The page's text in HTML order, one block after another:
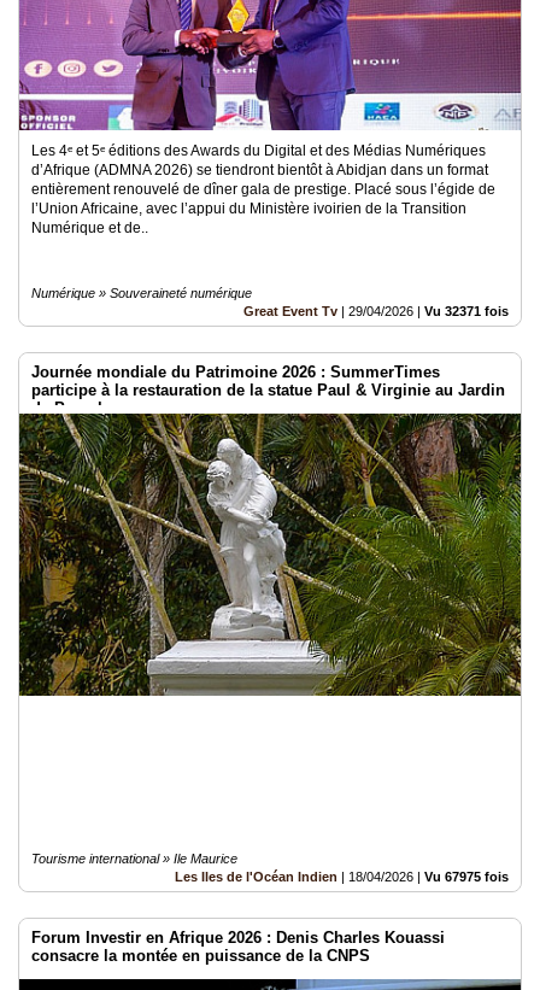
Les 4ᵉ et 5ᵉ éditions des Awards du Digital et des Médias Numériques
d’Afrique (ADMNA 2026) se tiendront bientôt à Abidjan dans un format
entièrement renouvelé de dîner gala de prestige. Placé sous l’égide de
l’Union Africaine, avec l’appui du Ministère ivoirien de la Transition
Numérique et de..
Numérique » Souveraineté numérique
Great Event Tv | 29/04/2026 | Vu 32371 fois
Journée mondiale du Patrimoine 2026 : SummerTimes
participe à la restauration de la statue Paul & Virginie au Jardin
de Pamplemousses
Tourisme international » Ile Maurice
Les Iles de l'Océan Indien | 18/04/2026 | Vu 67975 fois
Forum Investir en Afrique 2026 : Denis Charles Kouassi
consacre la montée en puissance de la CNPS